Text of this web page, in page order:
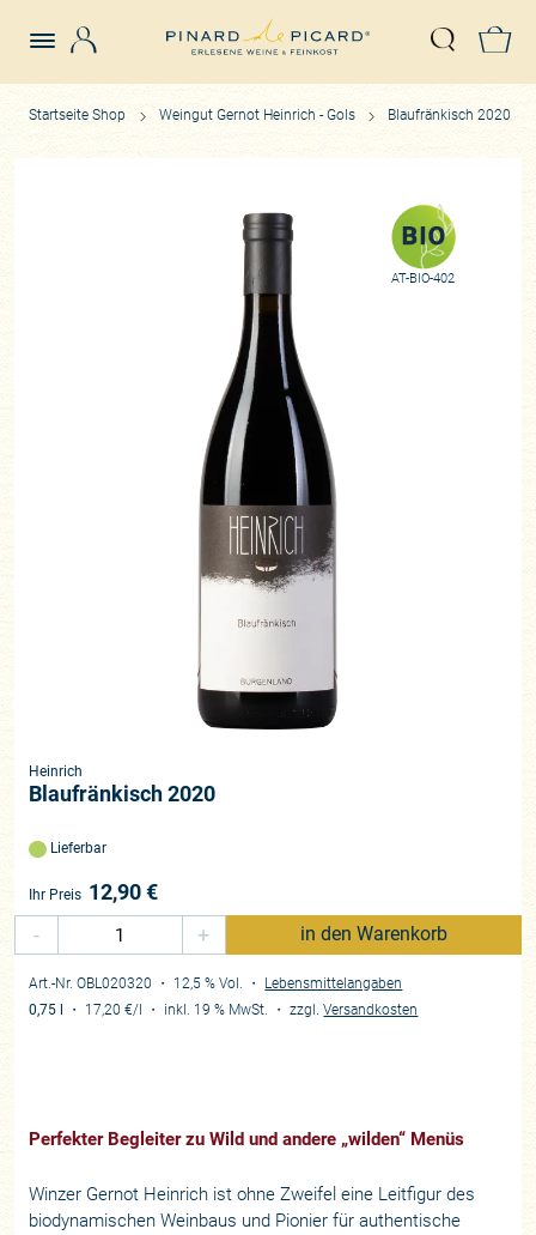
Suche
Startseite Shop Weingut Gernot Heinrich - Gols Blaufränkisch 2020
AT-BIO-402
Heinrich
Blaufränkisch 2020
Lieferbar
Ihr Preis 12,90€
-
+ in den Warenkorb
Art.-Nr. OBL020320 ・ 12,5 % Vol. ・ Lebensmittelangaben
0,75 l
・ 17,20 €/l ・ inkl. 19 % MwSt. ・zzgl.Versandkosten
Perfekter Begleiter zu Wild und andere „wilden“ Menüs
Winzer Gernot Heinrich ist ohne Zweifel eine Leitfigur des
biodynamischen Weinbaus und Pionier für authentische